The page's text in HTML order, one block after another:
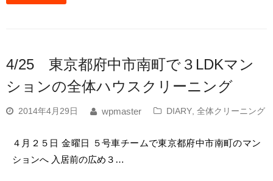
4/25 東京都府中市南町で３LDKマン
ションの全体ハウスクリーニング
2014年4月29日 wpmaster DIARY 全体クリーニング
４月２５日 金曜日 ５号車チームで東京都府中市南町のマン
ションへ 入居前の広め３…